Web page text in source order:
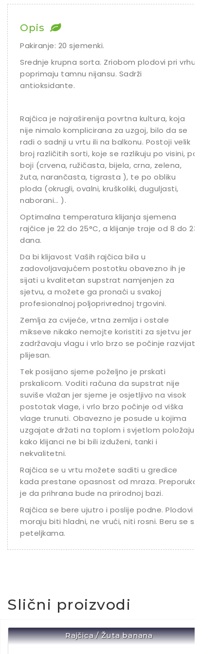
Opis
Pakiranje: 20 sjemenki.
Srednje krupna sorta. Zriobom plodovi pri vrhu
poprimaju tamnu nijansu. Sadrži
antioksidante.
Rajčica je najraširenija povrtna kultura, koja
nije nimalo komplicirana za uzgoj, bilo da se
radi o sadnji u vrtu ili na balkonu. Postoji velik
broj različitih sorti, koje se razlikuju po visini, po
boji (crvena, ružičasta, bijela, crna, zelena,
žuta, narančasta, tigrasta ), te po obliku
ploda (okrugli, ovalni, kruškoliki, duguljasti,
naborani… ).
Optimalna temperatura klijanja sjemena
rajčice je 22 do 25°C, a klijanje traje od 8 do 23
dana.
Da bi klijavost Vaših rajčica bila u
zadovoljavajućem postotku obavezno ih je
sijati u kvalitetan supstrat namjenjen za
sjetvu, a možete ga pronaći u svakoj
profesionalnoj poljoprivrednoj trgovini.
Zemlja za cvijeće, vrtna zemlja i ostale
mikseve nikako nemojte koristiti za sjetvu jer
zadržavaju vlagu i vrlo brzo se počinje razvijati
plijesan.
Tek posijano sjeme poželjno je prskati
prskalicom. Voditi računa da supstrat nije
suviše vlažan jer sjeme je osjetljivo na visok
postotak vlage, i vrlo brzo počinje od viška
vlage trunuti. Obavezno je posude u kojima
uzgajate držati na toplom i svjetlom položaju
kako klijanci ne bi bili izduženi, tanki i
nekvalitetni.
Rajčica se u vrtu možete saditi u gredice
kada prestane opasnost od mraza. Preporuka
je da prihrana bude na prirodnoj bazi.
Rajčica se bere ujutro i poslije podne. Plodovi
moraju biti hladni, ne vrući, niti rosni. Beru se s
peteljkama.
Slični proizvodi
Rajčica / Žuta banana